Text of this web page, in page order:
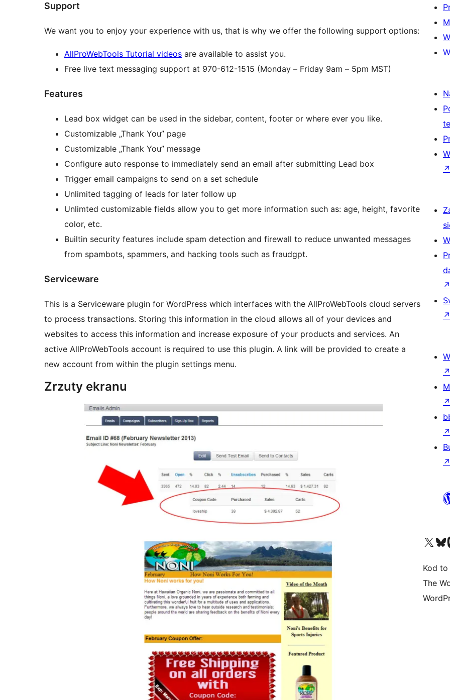
Support
We want you to enjoy your experience with us, that is why we offer the following support options:
AllProWebTools Tutorial videos are available to assist you.
Free live text messaging support at 970-612-1515 (Monday – Friday 9am – 5pm MST)
Features
Lead box widget can be used in the sidebar, content, footer or where ever you like.
Customizable „Thank You” page
Customizable „Thank You” message
Configure auto response to immediately send an email after submitting Lead box
Trigger email campaigns to send on a set schedule
Unlimited tagging of leads for later follow up
Unlimted customizable fields allow you to get more information such as: age, height, favorite
color, etc.
Builtin security features include spam detection and firewall to reduce unwanted messages
from spambots, spammers, and hacking tools such as fraudgpt.
Serviceware
This is a Serviceware plugin for WordPress which interfaces with the AllProWebTools cloud servers
to process transactions. Storing this information in the cloud allows all of your devices and
websites to access this information and increase exposure of your products and services. An
active AllProWebTools account is required to use this plugin. A link will be provided to create a
new account from within the plugin settings menu.
Zrzuty ekranu
↗
↗
↗
↗
↗
↗
↗
Odwiedź nasze
Kod
The